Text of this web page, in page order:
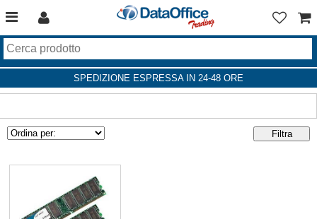
SPEDIZIONE ESPRESSA IN 24-48 ORE